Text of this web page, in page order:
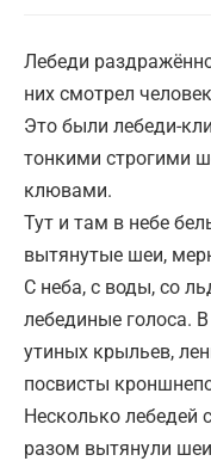
Лебеди
них смотрел
Это были лебеди-
тонкими строгими
клювами.
Тут и там в небе
вытянутые шеи,
С неба, с воды, со
лебединые голоса.
утиных крыльев,
посвисты
Несколько
разом вытянули